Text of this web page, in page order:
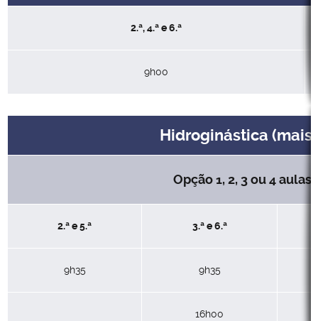
2.ª, 4.ª e 6.ª
9h00
Hidroginástica (mais
Opção 1, 2, 3 ou 4 aulas
2.ª e 5.ª 3.ª e 6.ª
9h35 9h35
16h00